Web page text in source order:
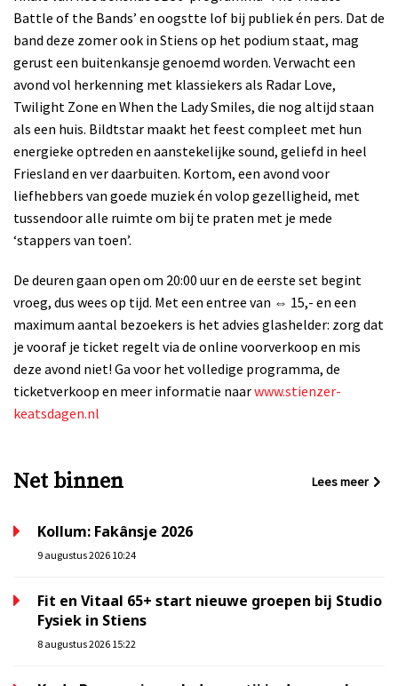
Battle of the Bands’ en oogstte lof bij publiek én pers. Dat de
band deze zomer ook in Stiens op het podium staat, mag
gerust een buitenkansje genoemd worden. Verwacht een
avond vol herkenning met klassiekers als Radar Love,
Twilight Zone en When the Lady Smiles, die nog altijd staan
als een huis. Bildtstar maakt het feest compleet met hun
energieke optreden en aanstekelijke sound, geliefd in heel
Friesland en ver daarbuiten. Kortom, een avond voor
liefhebbers van goede muziek én volop gezelligheid, met
tussendoor alle ruimte om bij te praten met je mede
‘stappers van toen’.
De deuren gaan open om 20:00 uur en de eerste set begint
vroeg, dus wees op tijd. Met een entree van ⇔ 15,- en een
maximum aantal bezoekers is het advies glashelder: zorg dat
je vooraf je ticket regelt via de online voorverkoop en mis
deze avond niet! Ga voor het volledige programma, de
ticketverkoop en meer informatie naarwww.stienzer-
keatsdagen.nl
Net binnen Lees meer
Kollum: Fakânsje 2026
9 augustus 2026 10:24
Fit en Vitaal 65+ start nieuwe groepen bij Studio
Fysiek in Stiens
8 augustus 2026 15:22